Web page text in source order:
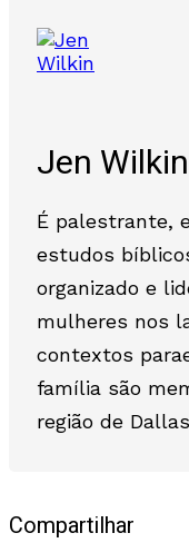
Jen Wilkin
É palestrante,
estudos
organizado e
mulheres nos
contextos
família são
região de
Compartilhar